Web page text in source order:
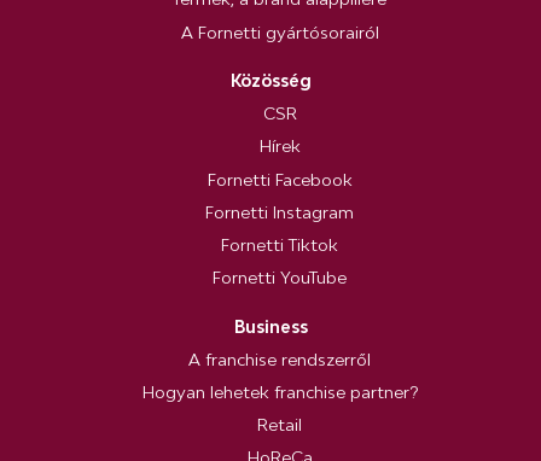
A Fornetti gyártósorairól
Közösség
CSR
Hírek
Fornetti Facebook
Fornetti Instagram
Fornetti Tiktok
Fornetti YouTube
Business
A franchise rendszerről
Hogyan lehetek franchise partner?
Retail